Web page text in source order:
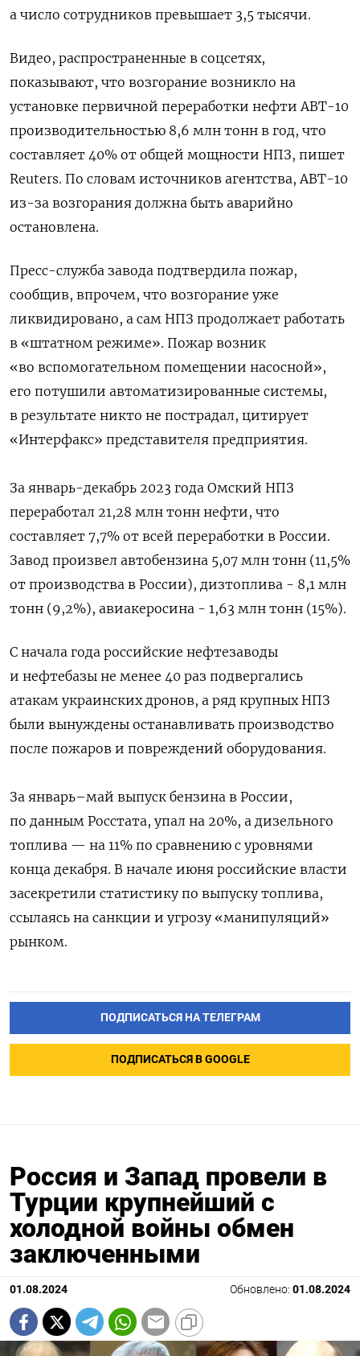
а число сотрудников превышает 3,5 тысячи.
Видео, распространенные в соцсетях,
показывают, что возгорание возникло на
установке первичной переработки нефти АВТ-10
производительностью 8,6 млн тонн в год, что
составляет 40% от общей мощности НПЗ, пишет
Reuters. По словам источников агентства, АВТ-10
из-за возгорания должна быть аварийно
остановлена.
Пресс-служба завода подтвердила пожар,
сообщив, впрочем, что возгорание уже
ликвидировано, а сам НПЗ продолжает работать
в «штатном режиме». Пожар возник
«во вспомогательном помещении насосной»,
его потушили автоматизированные системы,
в результате никто не пострадал, цитирует
«Интерфакс» представителя предприятия.
За январь-декабрь 2023 года Омский НПЗ
переработал 21,28 млн тонн нефти, что
составляет 7,7% от всей переработки в России.
Завод произвел автобензина 5,07 млн тонн (11,5%
от производства в России), дизтоплива - 8,1 млн
тонн (9,2%), авиакеросина - 1,63 млн тонн (15%).
С начала года российские нефтезаводы
и нефтебазы не менее 40 раз подвергались
атакам украинских дронов, а ряд крупных НПЗ
были вынуждены останавливать производство
после пожаров и повреждений оборудования.
За январь–май выпуск бензина в России,
по данным Росстата, упал на 20%, а дизельного
топлива — на 11% по сравнению с уровнями
конца декабря. В начале июня российские власти
засекретили статистику по выпуску топлива,
ссылаясь на санкции и угрозу «манипуляций»
рынком.
ПОДПИСАТЬСЯ НА ТЕЛЕГРАМ
ПОДПИСАТЬСЯ В GOOGLE
Россия и Запад провели в
Турции крупнейший с
холодной войны обмен
заключенными
01.08.2024 Обновлено: 01.08.2024